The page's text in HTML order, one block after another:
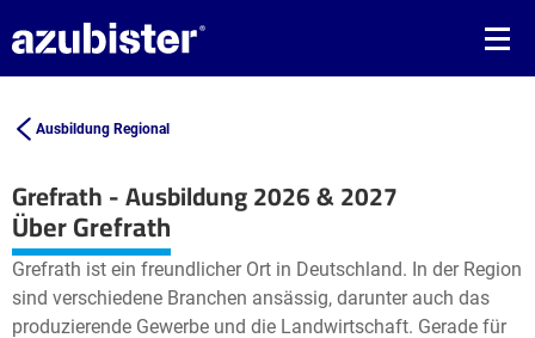
Ausbildung Regional
Grefrath - Ausbildung 2026 & 2027
+
−
Leaflet| ©OpenStreetMap2
Über Grefrath
Grefrath ist ein freundlicher Ort in Deutschland. In der Region
sind verschiedene Branchen ansässig, darunter auch das
produzierende Gewerbe und die Landwirtschaft. Gerade für